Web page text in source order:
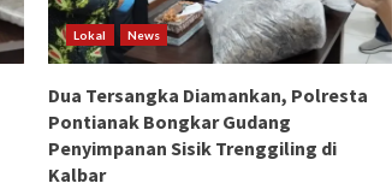
Lokal News
Dua Tersangka Diamankan, Polresta
Pontianak Bongkar Gudang
Penyimpanan Sisik Trenggiling di
Kalbar